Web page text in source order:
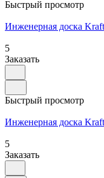
Быстрый просмотр
Инженерная доска
5
Заказать
Быстрый просмотр
Инженерная доска
5
Заказать